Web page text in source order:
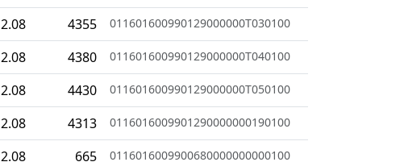
2.08 4355 011601600990129000000T030100
2.08 4380 011601600990129000000T040100
2.08 4430 011601600990129000000T050100
2.08 4313 0116016009901290000000190100
2.08 665 0116016009900680000000000100